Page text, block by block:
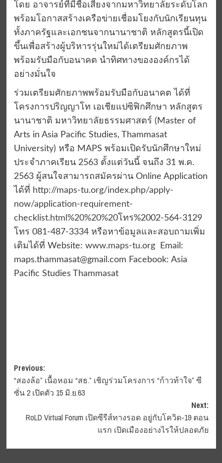
โดย อาจารย์ที่มีชื่อเสียงจากมหาวิทยาลัยระดับโลก
พร้อมโอกาสสร้างเครือข่ายเชื่อมโยงกับนักเรียนทุน
ทั้งภาครัฐและเอกชนจากนานาชาติ หลักสูตรนี้เปิด
ขึ้นเพื่อสร้างผู้บริหารรุ่นใหม่ได้เตรียมศักยภาพ
พร้อมรับมือกับอนาคต นำทิศทางขององค์กรได้
อย่างมั่นใจ
ร่วมเตรียมศักยภาพพร้อมรับมือกับอนาคต ได้ที่
โครงการปริญญาโท เอเชียแปซิฟิกศึกษา หลักสูตร
นานาชาติ มหาวิทยาลัยธรรมศาสตร์ (Master of
Arts in Asia Pacific Studies, Thammasat
University) หรือ MAPS พร้อมเปิดรับนักศึกษาใหม่
ประจำภาคเรียน 2563 ตั้งแต่วันนี้ จนถึง 31 พ.ค.
2563 ผู้สนใจสามารถสมัครผ่าน Online Application
ได้ที่ http://maps-tu.org/index.php/apply-
now/application-requirement-
checklist.html%20%20%20โทร%2002-564-3129
โทร 081-487-3334 หรือหาข้อมูลและสอบถามเพิ่ม
เติมได้ที่ Website: www.maps-tu.orgEmail:
maps.thammasat@gmail.com Facebook: Asia
Pacific Studies Thammasat
Post
navigation
Previous:
“สองล้อ” เนื้อหอม “สธ.” เชิญร่วมโครงการ “ก้าวท้าใจ” ซี
ซั่น 2 เปิดตัว 15 มิ.ย.63
Next:
RoLD Virtual Forum เปิดซีรีส์ทางรอด อยู่กับโควิด-19 ตอน
แรก เปิดเมืองอย่างไรให้ปลอดภัย